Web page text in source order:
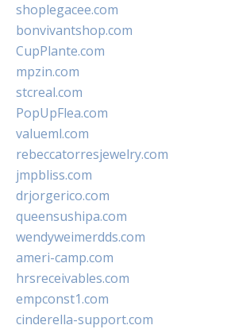
shoplegacee.com
bonvivantshop.com
CupPlante.com
mpzin.com
stcreal.com
PopUpFlea.com
valueml.com
rebeccatorresjewelry.com
jmpbliss.com
drjorgerico.com
queensushipa.com
wendyweimerdds.com
ameri-camp.com
hrsreceivables.com
empconst1.com
cinderella-support.com